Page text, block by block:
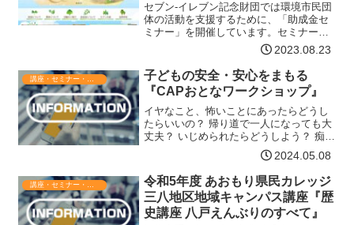
セブン-イレブン記念財団では環境市民団
体の活動を支援するために、「助成金セ
ミナー」を開催しています。セミナーで
は助成制度を有効に活用していただくた
めに、財団・企業や行政などの助成担当
者が、それぞれの助成制度の特徴や助成
申請のポイントをわかり…【詳細はコチ
ラ】
2023.08.23
子どもの安全・安心をまもる
『CAPおとなワークショップ』
イヤなこと、怖いことにあったらどうし
たらいいの？ 帰り道で一人になっても大
丈夫？ いじめられたらどうしよう？ 痴漢
にあったのは自分が悪いからなの？何か
あった時に、子どもがどう対応できるの
かというのがCAPのプログラムです。ま
ずは、おとなが暴…【詳細はコチラ】
2024.05.08
令和5年度 あおもり県民カレッジ
三八地区地域キャンパス講座『歴
史講座 八戸えんぶりのすべて』